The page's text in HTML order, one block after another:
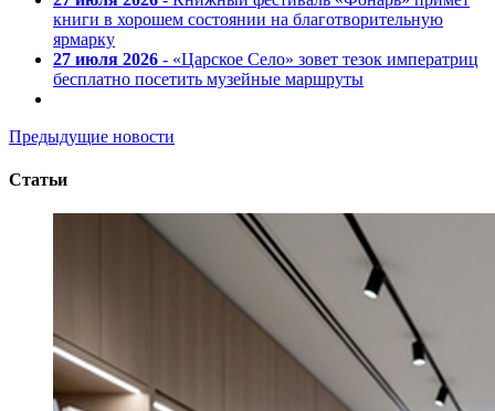
книги в хорошем состоянии на благотворительную
ярмарку
27 июля 2026 - «Царское Село» зовет тезок императриц
бесплатно посетить музейные маршруты
Предыдущие новости
Статьи